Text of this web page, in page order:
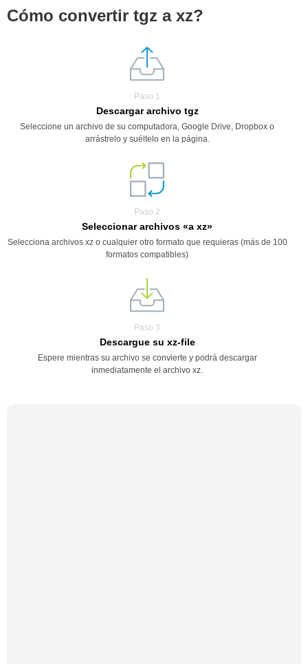
Cómo convertir tgz a xz?
Paso 1
Descargar archivo tgz
Seleccione un archivo de su computadora, Google Drive, Dropbox o
arrástrelo y suéltelo en la página.
Paso 2
Seleccionar archivos «a xz»
Selecciona archivos xz o cualquier otro formato que requieras (más de 100
formatos compatibles)
Paso 3
Descargue su xz-file
Espere mientras su archivo se convierte y podrá descargar
inmediatamente el archivo xz.